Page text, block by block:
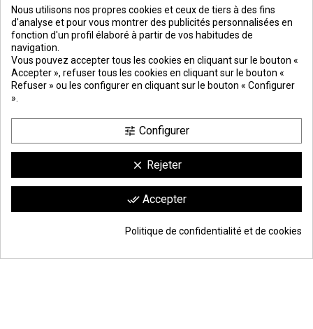
PREMIOS
DE PAGO
SEGURO
clic aquí para mostrar el certificado
.
Nous utilisons nos propres cookies et ceux de tiers à des fins
d'analyse et pour vous montrer des publicités personnalisées en
fonction d'un profil élaboré à partir de vos habitudes de
navigation.
Vous pouvez accepter tous les cookies en cliquant sur le bouton «
Accepter », refuser tous les cookies en cliquant sur le bouton «
Refuser » ou les configurer en cliquant sur le bouton « Configurer
».
tune Configurer
clear Rejeter
done_all Accepter
Politique de confidentialité et de cookies
9.6